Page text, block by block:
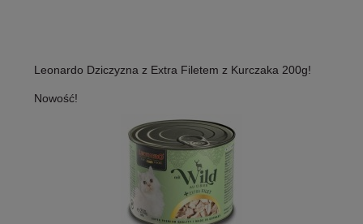
Leonardo Dziczyzna z Extra Filetem z Kurczaka 200g!
Nowość!